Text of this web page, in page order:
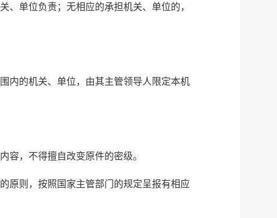
单位负责；无相应的承担机关、单位的，
内的机关、单位，由其主管领导人限定本机
，不得擅自改变原件的密级。
原则，按照国家主管部门的规定呈报有相应